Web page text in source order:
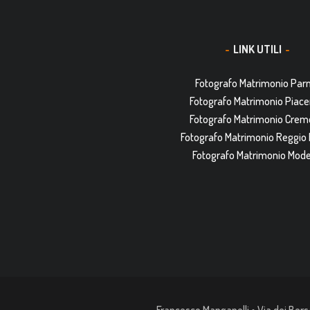
LINK UTILI
Fotografo Matrimonio
Fotografo Matrimonio
Fotografo Matrimonio
Fotografo Matrimonio Reggio
Fotografo Matrimonio